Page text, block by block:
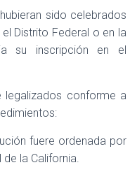
sido celebrados
Distrito Federal o en la
su inscripción en el
legalizados conforme a
fuere ordenada por
de la California.